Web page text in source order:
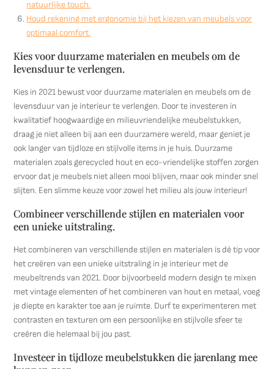
natuurlijke touch.
Houd rekening met ergonomie bij het kiezen van meubels voor
optimaal comfort.
Kies voor duurzame materialen en meubels om de
levensduur te verlengen.
Kies in 2021 bewust voor duurzame materialen en meubels om de
levensduur van je interieur te verlengen. Door te investeren in
kwalitatief hoogwaardige en milieuvriendelijke meubelstukken,
draag je niet alleen bij aan een duurzamere wereld, maar geniet je
ook langer van tijdloze en stijlvolle items in je huis. Duurzame
materialen zoals gerecycled hout en eco-vriendelijke stoffen zorgen
ervoor dat je meubels niet alleen mooi blijven, maar ook minder snel
slijten. Een slimme keuze voor zowel het milieu als jouw interieur!
Combineer verschillende stijlen en materialen voor
een unieke uitstraling.
Het combineren van verschillende stijlen en materialen is dé tip voor
het creëren van een unieke uitstraling in je interieur met de
meubeltrends van 2021. Door bijvoorbeeld modern design te mixen
met vintage elementen of het combineren van hout en metaal, voeg
je diepte en karakter toe aan je ruimte. Durf te experimenteren met
contrasten en texturen om een persoonlijke en stijlvolle sfeer te
creëren die helemaal bij jou past.
Investeer in tijdloze meubelstukken die jarenlang mee